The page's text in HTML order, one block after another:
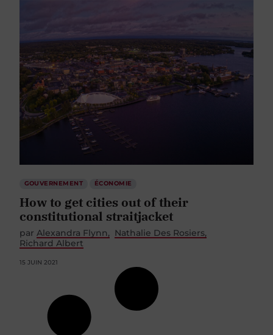
GOUVERNEMENT ÉCONOMIE
How to get cities out of their
constitutional straitjacket
par Alexandra Flynn
Nathalie Des Rosiers
Richard Albert
15 JUIN 2021